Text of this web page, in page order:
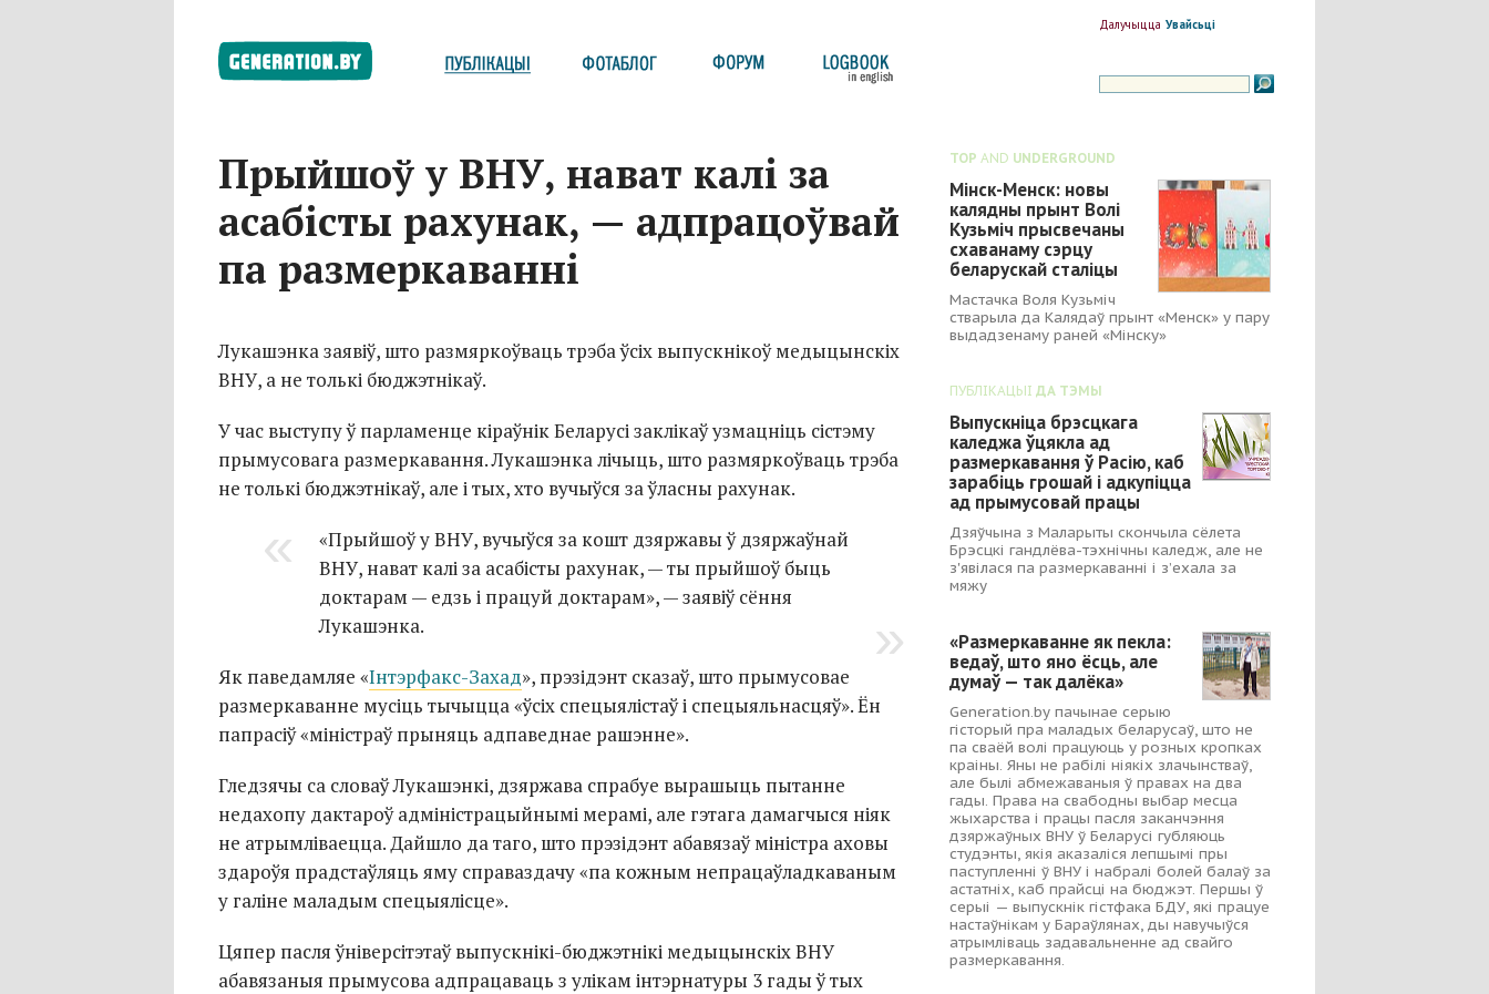
Далучыцца Увайсьці
Прыйшоў у ВНУ, нават калі за
асабісты рахунак, — адпрацоўвай
па размеркаванні
Лукашэнка заявіў, што размяркоўваць трэба ўсіх выпускнікоў медыцынскіх
ВНУ, а не толькі бюджэтнікаў.
У час выступу ў парламенце кіраўнік Беларусі заклікаў узмацніць сістэму
прымусовага размеркавання. Лукашэнка лічыць, што размяркоўваць трэба
не толькі бюджэтнікаў, але і тых, хто вучыўся за ўласны рахунак.
«Прыйшоў у ВНУ, вучыўся за кошт дзяржавы ў дзяржаўнай
ВНУ, нават калі за асабісты рахунак, — ты прыйшоў быць
доктарам — едзь і працуй доктарам», — заявіў сёння
Лукашэнка.
Як паведамляе «Інтэрфакс-Захад», прэзідэнт сказаў, што прымусовае
размеркаванне мусіць тычыцца «ўсіх спецыялістаў і спецыяльнасцяў». Ён
папрасіў «міністраў прыняць адпаведнае рашэнне».
Гледзячы са словаў Лукашэнкі, дзяржава спрабуе вырашыць пытанне
недахопу дактароў адміністрацыйнымі мерамі, але гэтага дамагчыся ніяк
не атрымліваецца. Дайшло да таго, што прэзідэнт абавязаў міністра аховы
здароўя прадстаўляць яму справаздачу «па кожным непрацаўладкаваным
у галіне маладым спецыялісце».
Цяпер пасля ўніверсітэтаў выпускнікі-бюджэтнікі медыцынскіх ВНУ
абавязаныя прымусова адпрацаваць з улікам інтэрнатуры 3 гады ў тых
TOP AND UNDERGROUND
Мінск-Менск: новы
калядны прынт Волі
Кузьміч прысвечаны
схаванаму сэрцу
беларускай сталіцы
Мастачка Воля Кузьміч
стварыла да Калядаў прынт «Менск» у пару
выдадзенаму раней «Мінску»
ПУБЛІКАЦЫІ ДА ТЭМЫ
Выпускніца брэсцкага
каледжа ўцякла ад
размеркавання ў Расію, каб
зарабіць грошай і адкупіцца
ад прымусовай працы
Дзяўчына з Маларыты скончыла сёлета
Брэсцкі гандлёва-тэхнічны каледж, але не
з'явілася па размеркаванні і з’ехала за
мяжу
«Размеркаванне як пекла:
ведаў, што яно ёсць, але
думаў — так далёка»
Generation.by пачынае серыю
гісторый пра маладых беларусаў, што не
па сваёй волі працуюць у розных кропках
краіны. Яны не рабілі ніякіх злачынстваў,
але былі абмежаваныя ў правах на два
гады. Права на свабодны выбар месца
жыхарства і працы пасля заканчэння
дзяржаўных ВНУ ў Беларусі губляюць
студэнты, якія аказаліся лепшымі пры
паступленні ў ВНУ і набралі болей балаў за
астатніх, каб прайсці на бюджэт. Першы ў
серыі — выпускнік гістфака БДУ, які працуе
настаўнікам у Бараўлянах, ды навучыўся
атрымліваць задавальненне ад свайго
размеркавання.